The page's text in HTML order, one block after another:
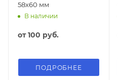
58х60 мм
В наличии
от100 руб.
ПОДРОБНЕЕ